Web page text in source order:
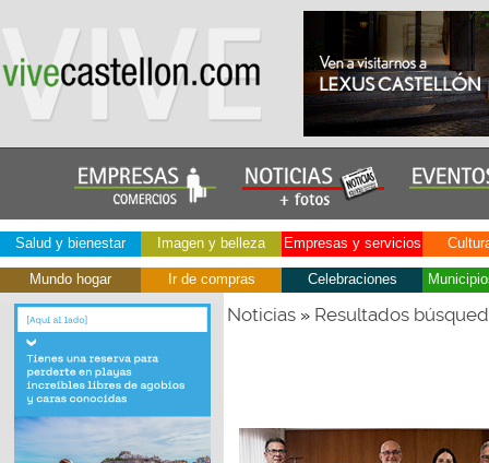
Salud y bienestar Imagen y belleza Empresas y servicios
Mundo hogar Ir de compras Celebraciones
Noticias» Resultados